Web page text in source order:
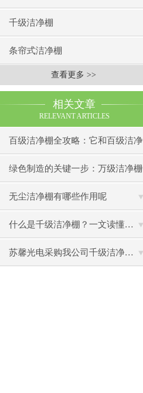
千级洁净棚
条帘式洁净棚
查看更多 >>
相关文章
RELEVANT ARTICLES
百级洁净棚全攻略：它和百级洁净
室到底有什么区别？
绿色制造的关键一步：万级洁净棚
助力环保型半导体产业发展
无尘洁净棚有哪些作用呢
什么是千级洁净棚？一文读懂其结构特点与局部净化优势
苏馨光电采购我公司千级洁净棚普通工作台一批（7月07日）已顺利交货